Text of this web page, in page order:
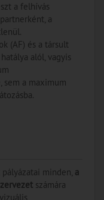
a felhívás
a
(AF) és a társult
alól, vagyis
a maximum
minden, a
számára